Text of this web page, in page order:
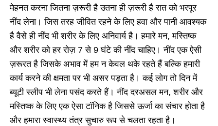
मेहनत करना जितना ज़रूरी है उतना ही ज़रूरी है रात को भरपूर
नींद लेना। जिस तरह जीवित रहने के लिए हवा और पानी आवश्यक
है वैसे ही नींद भी शरीर के लिए अनिवार्य है। हमारे मन, मस्तिष्क
और शरीर को हर रोज़ 7 से 9 घंटे की नींद चाहिए। नींद एक ऐसी
ज़रूरत है जिसके अभाव में हम न केवल थके रहते हैं बल्कि हमारी
कार्य करने की क्षमता पर भी असर पड़ता है। कई लोग तो दिन में
ब्यूटी स्लीप भी लेना पसंद करते हैं। नींद दरअसल मन, शरीर और
मस्तिष्क के लिए एक ऐसा टॉनिक है जिससे ऊर्जा का संचार होता है
और हमारा स्वास्थ्य तंत्र सुचारु रूप से चलता रहता है।